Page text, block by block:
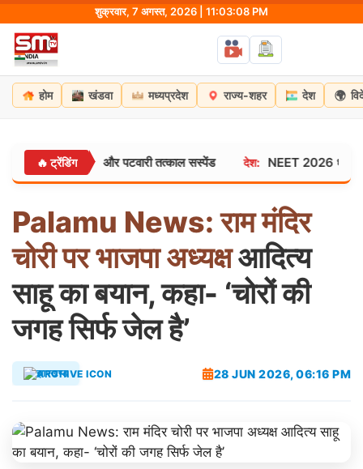
content
शुक्रवार, 7 अगस्त, 2026 | 11:03:08 PM
होम खंडवा मध्यप्रदेश राज्य-शहर देश 🌍
🔥 ट्रेंडिंग
तहसीलदार और पटवारी तत्काल सस्पेंड देश: NEET 2026 धांधली:
Palamu News: राममंदिर
चोरीपरभाजपा अध्यक्षआदित्य
साहू का बयान, कहा- ‘चोरों की
जगह सिर्फ जेल है’
झारखण्ड 28 JUN 2026, 06:16 PM